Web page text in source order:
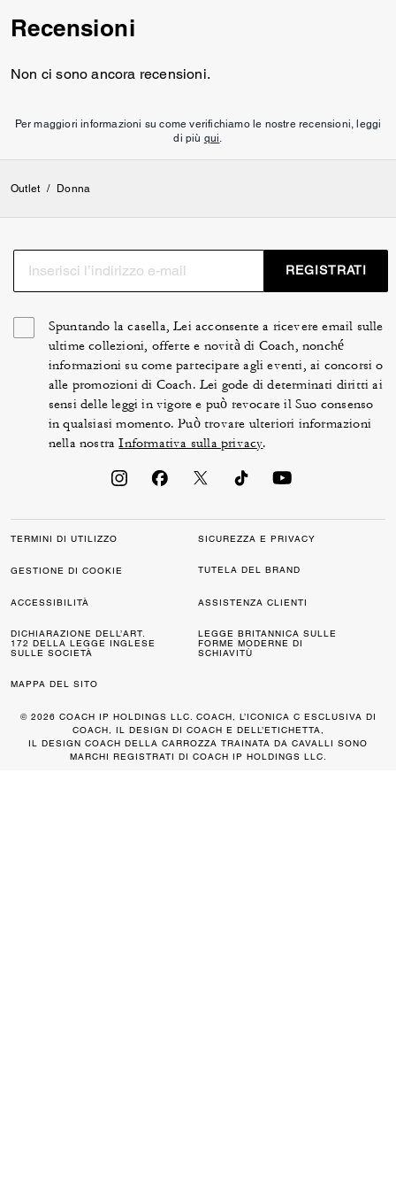
Recensioni
Non ci sono ancora recensioni.
Per maggiori informazioni su come verifichiamo le nostre recensioni, leggi
di più qui
Outlet / Donna
REGISTRATI
Spuntando la casella, Lei acconsente a ricevere email sulle
ultime collezioni, offerte e novità di Coach, nonché
informazioni su come partecipare agli eventi, ai concorsi o
alle promozioni di Coach. Lei gode di determinati diritti ai
sensi delle leggi in vigore e può revocare il Suo consenso
in qualsiasi momento. Può trovare ulteriori informazioni
nella nostraInformativa sulla privacy.
TERMINI DI UTILIZZO SICUREZZA E PRIVACY
GESTIONE DI COOKIE TUTELA DEL BRAND
ACCESSIBILITÀ ASSISTENZA CLIENTI
DICHIARAZIONE DELL’ART.
172 DELLA LEGGE INGLESE
SULLE SOCIETÀ
LEGGE BRITANNICA SULLE
FORME MODERNE DI
SCHIAVITÙ
MAPPA DEL SITO
© 2026 COACH IP HOLDINGS LLC. COACH, L’ICONICA C ESCLUSIVA DI
COACH, IL DESIGN DI COACH E DELL’ETICHETTA,
IL DESIGN COACH DELLA CARROZZA TRAINATA DA CAVALLI SONO
MARCHI REGISTRATI DI COACH IP HOLDINGS LLC.